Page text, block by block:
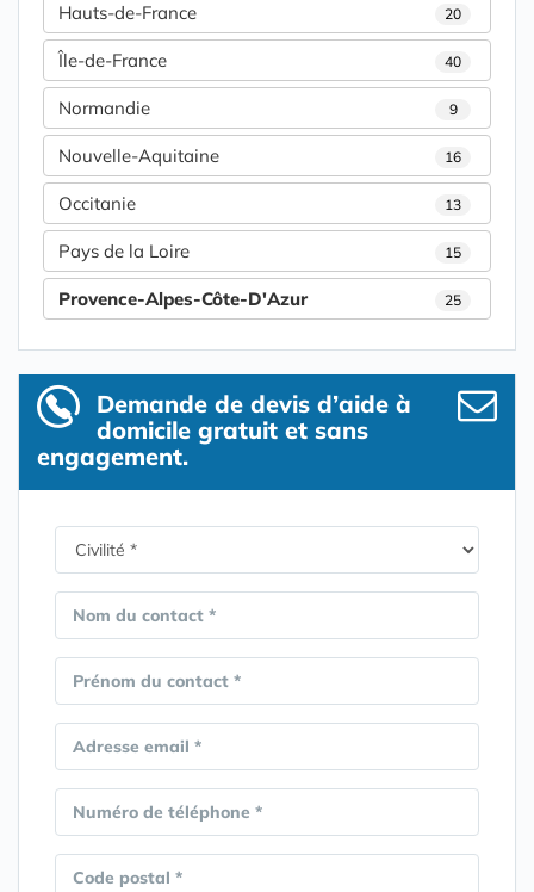
Hauts-de-France 20
Île-de-France 40
Normandie 9
Nouvelle-Aquitaine 16
Occitanie 13
Pays de la Loire 15
Provence-Alpes-Côte-D'Azur 25
Demande de devis d’aide à
domicile gratuit et sans
engagement.
Nom du contact *
Prénom du contact *
Adresse email *
Numéro de téléphone *
Code postal *